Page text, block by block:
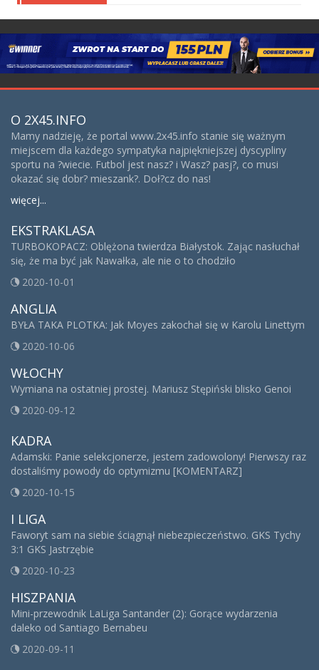
O 2X45.INFO
Mamy nadzieję, że portal www.2x45.info stanie się ważnym
miejscem dla każdego sympatyka najpiękniejszej dyscypliny
sportu na ?wiecie. Futbol jest nasz? i Wasz? pasj?, co musi
okazać się dobr? mieszank?. Doł?cz do nas!
więcej...
EKSTRAKLASA
TURBOKOPACZ: Oblężona twierdza Białystok. Zając nasłuchał
się, że ma być jak Nawałka, ale nie o to chodziło
2020-10-01
ANGLIA
BYŁA TAKA PLOTKA: Jak Moyes zakochał się w Karolu Linettym
2020-10-06
WŁOCHY
Wymiana na ostatniej prostej. Mariusz Stępiński blisko Genoi
2020-09-12
KADRA
Adamski: Panie selekcjonerze, jestem zadowolony! Pierwszy raz
dostaliśmy powody do optymizmu [KOMENTARZ]
2020-10-15
I LIGA
Faworyt sam na siebie ściągnął niebezpieczeństwo. GKS Tychy
3:1 GKS Jastrzębie
2020-10-23
HISZPANIA
Mini-przewodnik LaLiga Santander (2): Gorące wydarzenia
daleko od Santiago Bernabeu
2020-09-11